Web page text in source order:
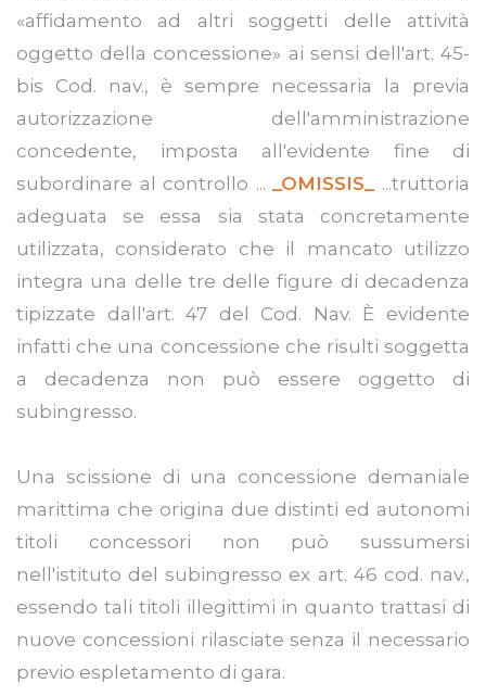
«affidamento ad altri soggetti delle attività
oggetto della concessione» ai sensi dell'art. 45-
bis Cod. nav., è sempre necessaria la previa
autorizzazione dell'amministrazione
concedente, imposta all'evidente fine di
subordinare al controllo ...
_OMISSIS_
...truttoria
adeguata se essa sia stata concretamente
utilizzata, considerato che il mancato utilizzo
integra una delle tre delle figure di decadenza
tipizzate dall'art. 47 del Cod. Nav. È evidente
infatti che una concessione che risulti soggetta
a decadenza non può essere oggetto di
subingresso.
Una scissione di una concessione demaniale
marittima che origina due distinti ed autonomi
titoli concessori non può sussumersi
nell'istituto del subingresso ex art. 46 cod. nav.,
essendo tali titoli illegittimi in quanto trattasi di
nuove concessioni rilasciate senza il necessario
previo espletamento di gara.